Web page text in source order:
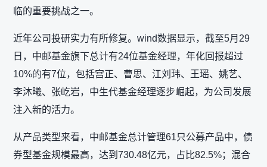
临的重要挑战之一。
近年公司投研实力有所修复。wind数据显示，截至5月29
日，中邮基金旗下总计有24位基金经理，年化回报超过
10%的有7位，包括宫正、曹思、江刘玮、王瑶、姚艺、
李沐曦、张屹岩，中生代基金经理逐步崛起，为公司发展
注入新的活力。
从产品类型来看，中邮基金总计管理61只公募产品中，债
券型基金规模最高，达到730.48亿元，占比82.5%；混合